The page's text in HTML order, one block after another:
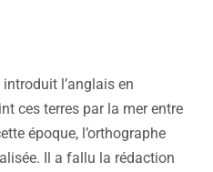
l’anglais en
ces terres par la mer entre
époque, l’orthographe
Il a fallu la rédaction